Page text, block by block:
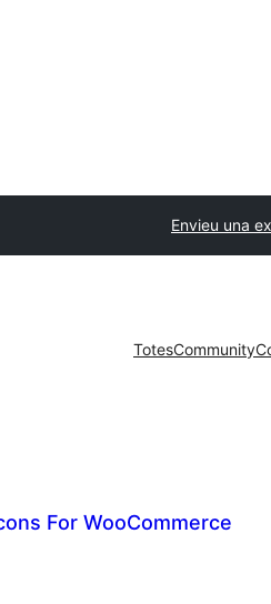
Envieu una
TotesCommunity
For WooCommerce